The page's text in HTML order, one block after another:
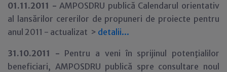
01.11.2011 -AMPOSDRU publică Calendarul orientativ
al lansărilor cererilor de propuneri de proiecte pentru
anul 2011 - actualizat > detalii...
31.10.2011 - Pentru a veni în sprijinul potenţialilor
beneficiari, AMPOSDRU publică spre consultare noul